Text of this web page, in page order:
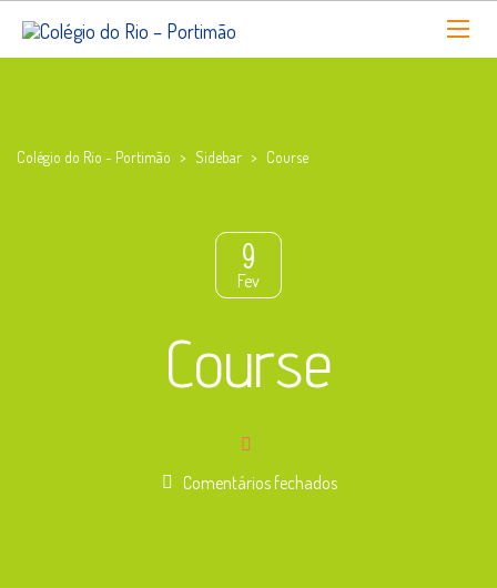
Colégio do Rio - Portimão > Sidebar > Course
9
Fev
Course
Comentários fechadosem